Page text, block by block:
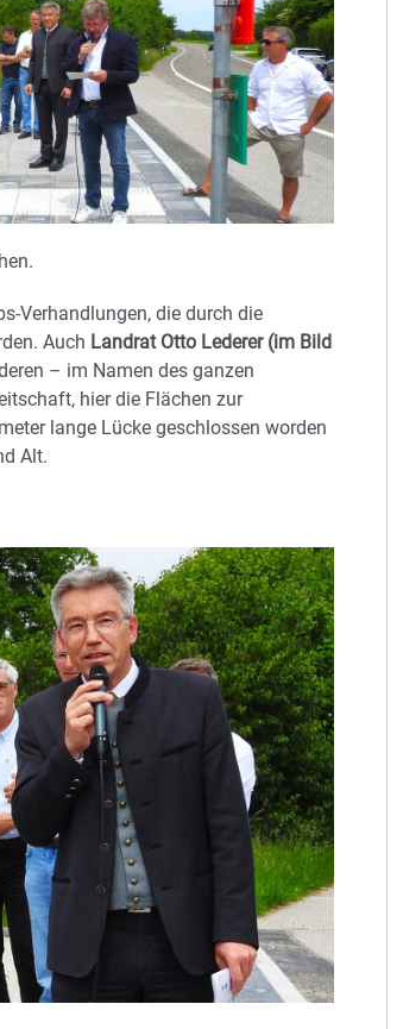
Verhandlungen, die durch die
Auch Landrat Otto Lederer (im Bild
– im Namen des ganzen
hier die Flächen zur
lange Lücke geschlossen worden
Alt.